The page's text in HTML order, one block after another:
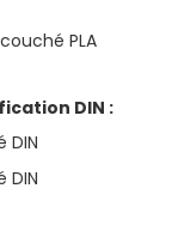
DIN :